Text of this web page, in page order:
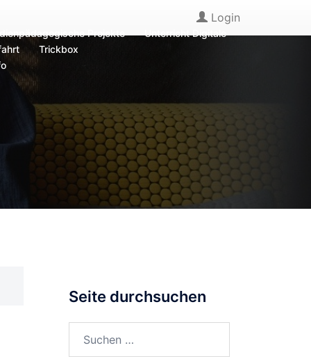
Projekte
Unterricht Digitale
Trickbox
Login
Seite durchsuchen